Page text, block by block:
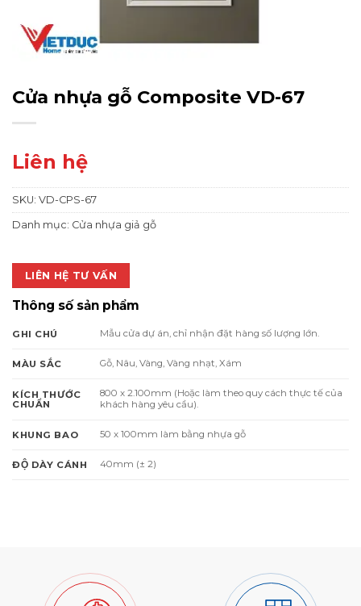
Cửa nhựa gỗ Composite VD-67
Liên hệ
SKU: VD-CPS-67
Danh mục: Cửa nhựa giả gỗ
LIÊN HỆ TƯ VẤN
Thông số sản phẩm
GHI CHÚ Mẫu cửa dự án, chỉ nhận đặt hàng số lượng lớn.
MÀU SẮC Gỗ, Nâu, Vàng, Vàng nhạt, Xám
KÍCH THƯỚC
CHUẨN
800 x 2.100mm (Hoặc làm theo quy cách thực tế của
khách hàng yêu cầu).
KHUNG BAO 50 x 100mm làm bằng nhựa gỗ
ĐỘ DÀY CÁNH 40mm (± 2)